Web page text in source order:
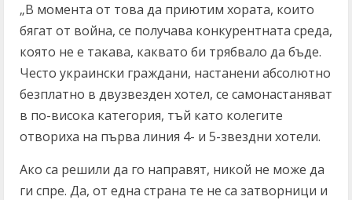
„В момента от това да приютим хората, които
бягат от война, се получава конкурентната среда,
която не е такава, каквато би трябвало да бъде.
Често украински граждани, настанени абсолютно
безплатно в двузвезден хотел, се самонастаняват
в по-висока категория, тъй като колегите
отвориха на първа линия 4- и 5-звездни хотели.
Ако са решили да го направят, никой не може да
ги спре. Да, от една страна те не са затворници и